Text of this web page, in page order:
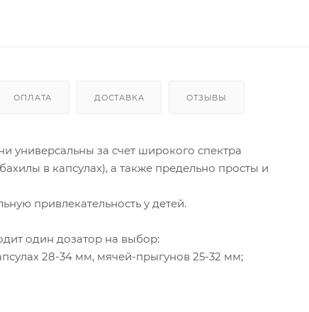
ОПЛАТА ДОСТАВКА ОТЗЫВЫ
универсальны за счет широкого спектра
в капсулах), а также предельно просты и
привлекательность у детей.
один дозатор на выбор:
28-34 мм, мячей-прыгунов 25-32 мм;